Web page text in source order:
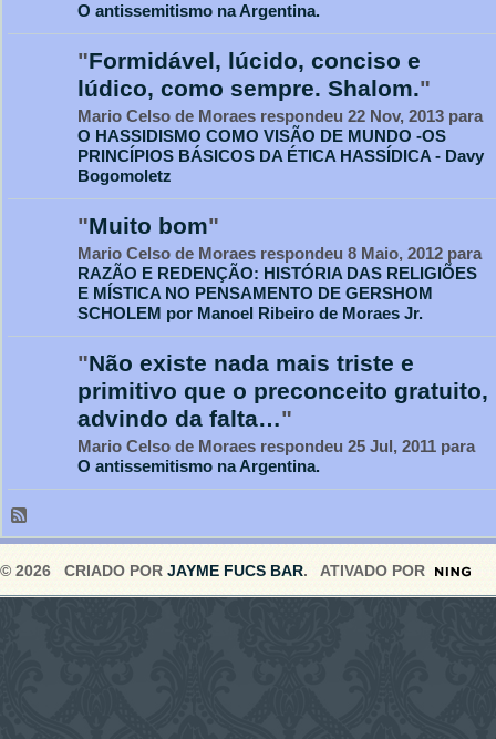
O antissemitismo na Argentina.
"Formidável, lúcido, conciso e
lúdico, como sempre. Shalom."
Mario Celso de Moraes respondeu 22 Nov, 2013 para
O HASSIDISMO COMO VISÃO DE MUNDO -OS
PRINCÍPIOS BÁSICOS DA ÉTICA HASSÍDICA - Davy
Bogomoletz
"Muito bom"
Mario Celso de Moraes respondeu 8 Maio, 2012 para
RAZÃO E REDENÇÃO: HISTÓRIA DAS RELIGIÕES
E MÍSTICA NO PENSAMENTO DE GERSHOM
SCHOLEM por Manoel Ribeiro de Moraes Jr.
"Não existe nada mais triste e
primitivo que o preconceito gratuito,
advindo da falta…"
Mario Celso de Moraes respondeu 25 Jul, 2011 para
O antissemitismo na Argentina.
© 2026 CRIADO POR JAYME FUCS BAR. ATIVADO POR